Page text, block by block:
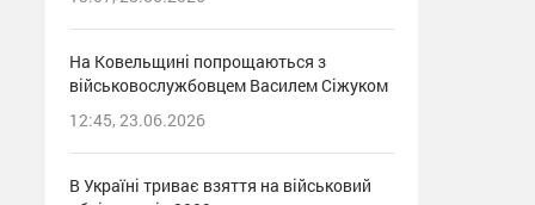
На Ковельщині попрощаються з
військовослужбовцем Василем Сіжуком
12:45, 23.06.2026
В Україні триває взяття на військовий